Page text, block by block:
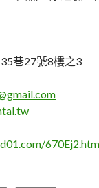
巷27號8樓之3